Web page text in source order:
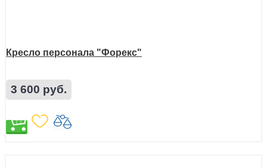
Кресло персонала "Форекс"
3 600 руб.